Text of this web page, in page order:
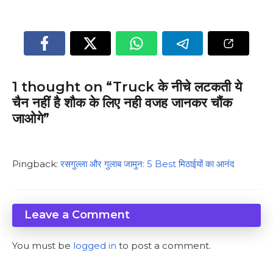
1 thought on “Truck के नीचे लटकती ये
चैन नहीं है शौक के लिए नही वजह जानकर चौंक
जाओगे”
Pingback:रसगुल्ला और गुलाब जामुन: 5 Best मिठाईयों का आनंद
Leave a Comment
You must be logged in to post a comment.